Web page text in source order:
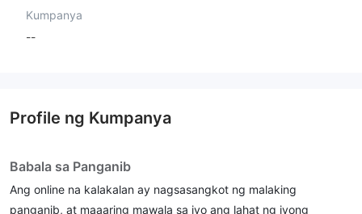
Kumpanya
--
Profile ng Kumpanya
Babala sa Panganib
Ang online na kalakalan ay nagsasangkot ng malaking
panganib, at maaaring mawala sa iyo ang lahat ng iyong